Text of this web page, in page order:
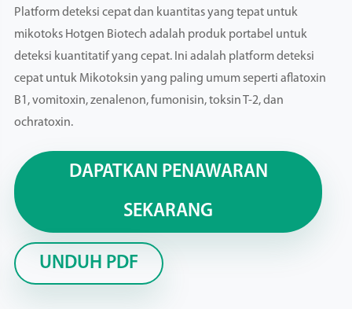
Platform deteksi cepat dan kuantitas yang tepat untuk
mikotoks Hotgen Biotech adalah produk portabel untuk
deteksi kuantitatif yang cepat. Ini adalah platform deteksi
cepat untuk Mikotoksin yang paling umum seperti aflatoxin
B1, vomitoxin, zenalenon, fumonisin, toksin T-2, dan
ochratoxin.
DAPATKAN PENAWARAN
SEKARANG
UNDUH PDF